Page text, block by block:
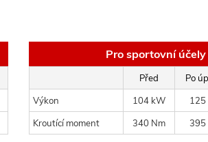
Pro sportovní účely
Před Po
Výkon 104 kW 125
Kroutící moment 340 Nm 395